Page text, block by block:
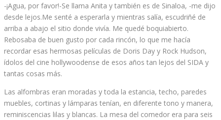
-¡Agua, por favor!-Se llama Anita y también es de Sinaloa, -me dijo
desde lejos.Me senté a esperarla y mientras salía, escudriñé de
arriba a abajo el sitio donde vivía. Me quedé boquiabierto.
Rebosaba de buen gusto por cada rincón, lo que me hacía
recordar esas hermosas películas de Doris Day y Rock Hudson,
ídolos del cine hollywoodense de esos años tan lejos del SIDA y
tantas cosas más.
Las alfombras eran moradas y toda la estancia, techo, paredes
muebles, cortinas y lámparas tenían, en diferente tono y manera,
reminiscencias lilas y blancas. La mesa del comedor era para seis